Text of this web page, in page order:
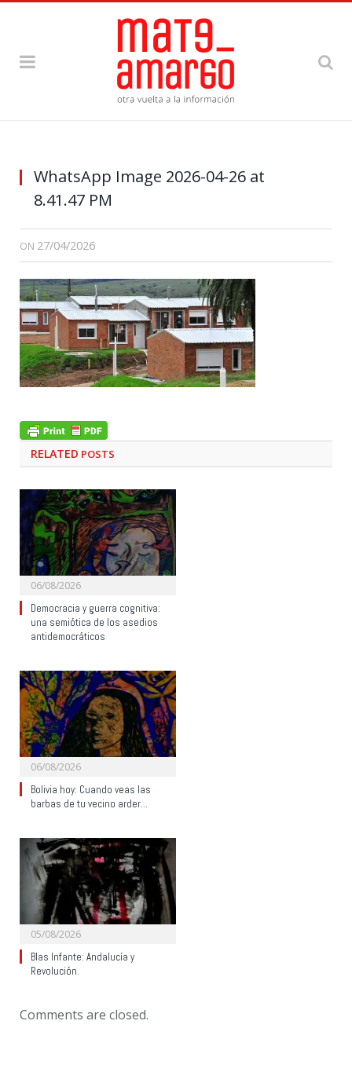
WhatsApp Image 2026-04-26 at
8.41.47 PM
ON 27/04/2026
RELATED POSTS
06/08/2026
Democracia y guerra cognitiva:
una semiótica de los asedios
antidemocráticos
06/08/2026
Bolivia hoy: Cuando veas las
barbas de tu vecino arder…
05/08/2026
Blas Infante: Andalucía y
Revolución.
Comments are closed.